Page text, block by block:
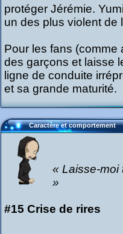
protéger Jérémie.
un des plus violent de
Pour les fans (comme
des garçons et laisse
ligne de conduite
et sa grande maturité.
Caractère et comportement
« Laisse-moi
»
#15 Crise de rires